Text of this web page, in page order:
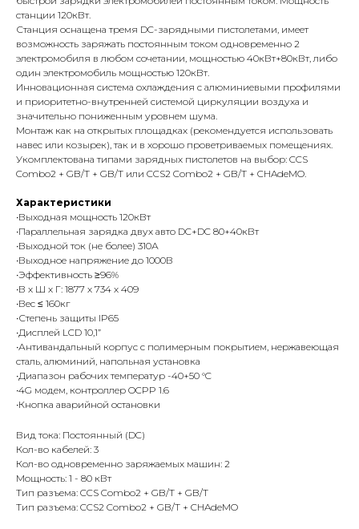
станции 120кВт.
Станция оснащена тремя DC-зарядными пистолетами, имеет
возможность заряжать постоянным током одновременно 2
электромобиля в любом сочетании, мощностью 40кВт+80кВт, либо
один электромобиль мощностью 120кВт.
Инновационная система охлаждения с алюминиевыми профилями
и приоритетно-внутренней системой циркуляции воздуха и
значительно пониженным уровнем шума.
Монтаж как на открытых площадках (рекомендуется использовать
навес или козырек), так и в хорошо проветриваемых помещениях.
Укомплектована типами зарядных пистолетов на выбор: CCS
Combo2 + GB/T + GB/T или CCS2 Combo2 + GB/T + CHAdeMO.
Характеристики
•Выходная мощность 120кВт
•Параллельная зарядка двух авто DC+DC 80+40кВт
•Выходной ток (не более) 310А
•Выходное напряжение до 1000В
•Эффективность ≥96%
•В х Ш х Г: 1877 х 734 х 409
•Вес ≤ 160кг
•Степень защиты IP65
•Дисплей LCD 10,1”
•Антивандальный корпус с полимерным покрытием, нержавеющая
сталь, алюминий, напольная установка
•Диапазон рабочих температур -40+50 °C
•4G модем, контроллер OCPP 1.6
•Кнопка аварийной остановки
Вид тока: Постоянный (DC)
Кол-во кабелей: 3
Кол-во одновременно заряжаемых машин: 2
Мощность: 1 - 80 кВт
Тип разъема: CCS Combo2 + GB/T + GB/T
Тип разъема: CCS2 Combo2 + GB/T + CHAdeMO